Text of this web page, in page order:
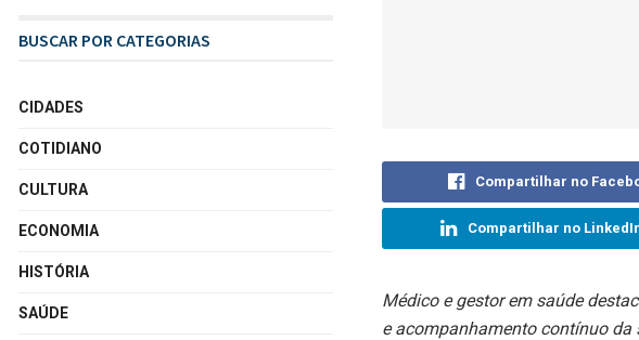
Compartilhar no
Compartilhar no
Médico e gestor em saúde
e acompanhamento contínuo da
BUSCAR POR CATEGORIAS
CIDADES
COTIDIANO
CULTURA
ECONOMIA
HISTÓRIA
SAÚDE